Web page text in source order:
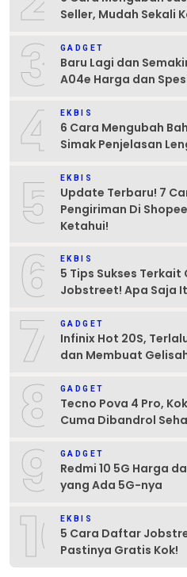
Seller, Mudah Sekali
3 GADGET
Baru Lagi dan
A04e Harga dan
4 EKBIS
6 Cara Mengubah
Simak Penjelasan
5 EKBIS
Update Terbaru! 7
Pengiriman Di
Ketahui!
6 EKBIS
5 Tips Sukses
Jobstreet! Apa Saja
7 GADGET
Infinix Hot 20S,
dan Membuat
8 GADGET
Tecno Pova 4 Pro,
Cuma Dibandrol
9 GADGET
Redmi 10 5G Harga
yang Ada 5G-nya
10EKBIS
5 Cara Daftar
Pastinya Gratis Kok!